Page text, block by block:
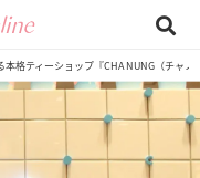
本格ティーショップ『CHA NUNG（チャ